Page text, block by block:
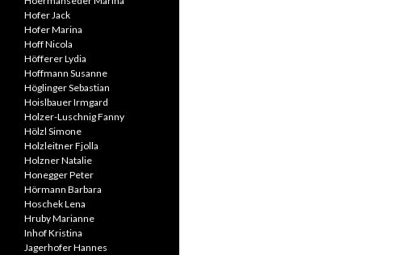
Hofer Jack
Hofer Marina
Hoff Nicola
Höfferer Lydia
Hoffmann Susanne
Höglinger Sebastian
Hoislbauer Irmgard
Holzer-Luschnig Fanny
Hölzl Simone
Holzleitner Fjolla
Holzner Natalie
Honegger Peter
Hörmann Barbara
Hoschek Lena
Hruby Marianne
Inhof Kristina
Jagerhofer Hannes